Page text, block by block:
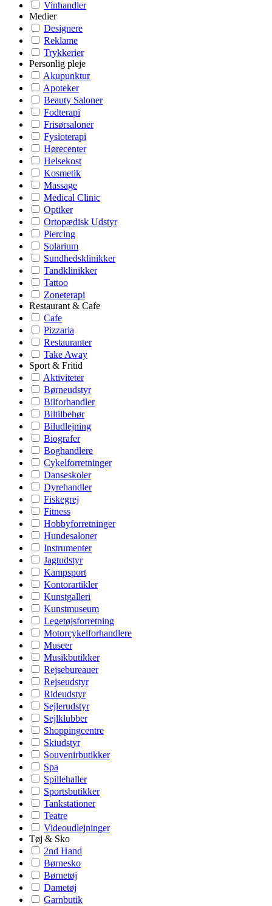
Vinhandler
Medier
Designere
Reklame
Trykkerier
Personlig pleje
Akupunktur
Apoteker
Beauty Saloner
Fodterapi
Frisørsaloner
Fysioterapi
Hørecenter
Helsekost
Kosmetik
Massage
Medical Clinic
Optiker
Ortopædisk Udstyr
Piercing
Solarium
Sundhedsklinikker
Tandklinikker
Tattoo
Zoneterapi
Restaurant & Cafe
Cafe
Pizzaria
Restauranter
Take Away
Sport & Fritid
Aktiviteter
Børneudstyr
Bilforhandler
Biltilbehør
Biludlejning
Biografer
Boghandlere
Cykelforretninger
Danseskoler
Dyrehandler
Fiskegrej
Fitness
Hobbyforretninger
Hundesaloner
Instrumenter
Jagtudstyr
Kampsport
Kontorartikler
Kunstgalleri
Kunstmuseum
Legetøjsforretning
Motorcykelforhandlere
Museer
Musikbutikker
Rejsebureauer
Rejseudstyr
Rideudstyr
Sejlerudstyr
Sejlklubber
Shoppingcentre
Skiudstyr
Souvenirbutikker
Spa
Spillehaller
Sportsbutikker
Tankstationer
Teatre
Videoudlejninger
Tøj & Sko
2nd Hand
Børnesko
Børnetøj
Dametøj
Garnbutik